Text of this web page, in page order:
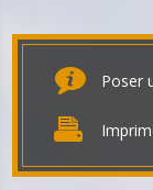
Poser